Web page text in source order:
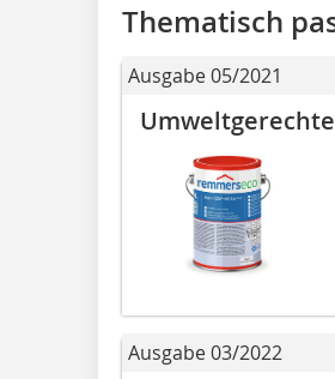
Thematisch
Ausgabe 05/2021
Ausgabe 03/2022